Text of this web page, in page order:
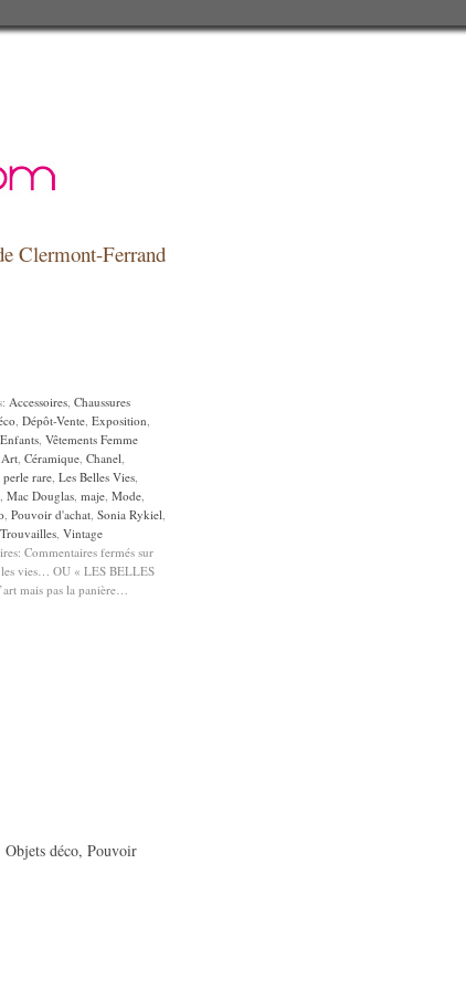
Clermont-Ferrand
Accessoires, Chaussures
, Dépôt-Vente, Exposition,
, Vêtements Femme
Art, Céramique, Chanel,
perle rare, Les Belles Vies,
, Mac Douglas, maje, Mode,
, Pouvoir d'achat, Sonia Rykiel,
Trouvailles, Vintage
Commentaires fermés sur
les vies… OU « LES BELLES
mais pas la panière…
Objets déco, Pouvoir